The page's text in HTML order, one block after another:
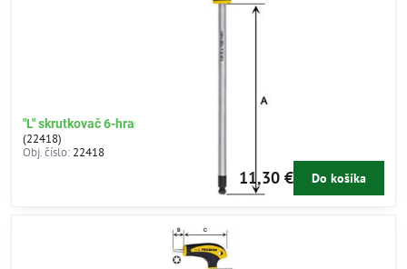
"L" skrutkovač 6-hran 10mm
(22418)
Obj. číslo: 22418
11,30 € Do košíka